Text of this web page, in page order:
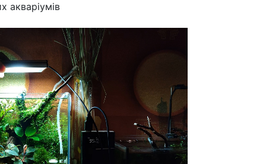
акваріумів